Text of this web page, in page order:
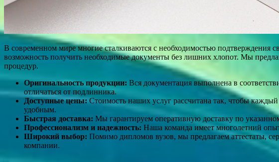
В современном мире многие сталкиваются с необходимостью подтверждения
возможность получить необходимые документы без лишних хлопот. Мы
процедур.
Оригинальность продукции: Вся документация выполнена в
отличаться от подлинника.
Доступные цены: Стоимость наших услуг рассчитана так, чтобы
удобным.
Быстрая доставка: Мы гарантируем оперативную доставку по
Профессионализм и надежность: Наша команда имеет многолетний опыт
Широкий выбор: Помимо дипломов вузов, мы предлагаем аттестаты,
компании.